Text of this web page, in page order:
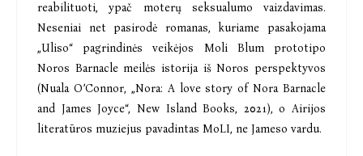
reabilituoti, ypač moterų seksualumo vaizdavimas.
Neseniai net pasirodė romanas, kuriame pasakojama
„Uliso“ pagrindinės veikėjos Moli Blum prototipo
Noros Barnacle meilės istorija iš Noros perspektyvos
(Nuala O’Connor, „Nora: A love story of Nora Barnacle
and James Joyce“, New Island Books, 2021), o Airijos
literatūros muziejus pavadintas MoLI, ne Jameso vardu.